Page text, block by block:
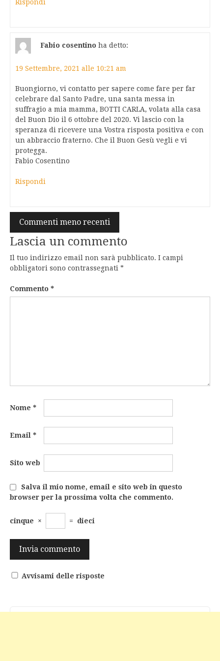
Rispondi
Fabio cosentino ha detto:
19 Settembre, 2021 alle 10:21 am
Buongiorno, vi contatto per sapere come fare per far
celebrare dal Santo Padre, una santa messa in
suffragio a mia mamma, BOTTI CARLA, volata alla casa
del Buon Dio il 6 ottobre del 2020. Vi lascio con la
speranza di ricevere una Vostra risposta positiva e con
un abbraccio fraterno. Che il Buon Gesù vegli e vi
protegga.
Fabio Cosentino
Rispondi
Navigazione
commenti
Commenti meno recenti
Lascia un commento
Il tuo indirizzo email non sarà pubblicato. I campi
obbligatori sono contrassegnati *
Commento *
Nome *
Email *
Sito web
Salva il mio nome, email e sito web in questo
browser per la prossima volta che commento.
cinque × = dieci
Avvisami delle risposte